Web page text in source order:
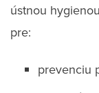
ústnou
pre:
prevenciu